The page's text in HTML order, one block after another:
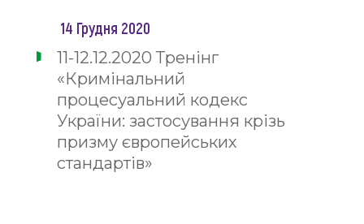
14 Грудня 2020
11-12.12.2020 Тренінг
«Кримінальний
процесуальний кодекс
України: застосування крізь
призму європейських
стандартів»